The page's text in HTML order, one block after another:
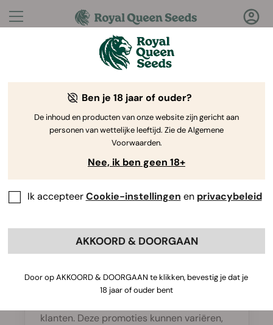
Vragen?Antwoorden!
Welkom bij de Royal Queen Seeds Help Center
Help Center > Kortingen > Back
Kunnen nieuwe klanten ook van
Jazeker, Royal Queen Seeds heeft vaak
klanten. Deze promoties kunnen variëren,
Ben je 18 jaar of ouder?
De inhoud en producten van onze website zijn gericht aan
personen van wettelijke leeftijd. Zie de Algemene
Voorwaarden.
Nee, ik ben geen 18+
Ik accepteerCookie-instellingen en privacybeleid
AKKOORD & DOORGAAN
Door op AKKOORD & DOORGAAN te klikken, bevestig je dat je
18 jaar of ouder bent